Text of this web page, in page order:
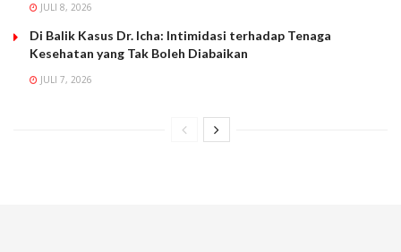
JULI 8, 2026
Di Balik Kasus Dr. Icha: Intimidasi terhadap Tenaga
Kesehatan yang Tak Boleh Diabaikan
JULI 7, 2026